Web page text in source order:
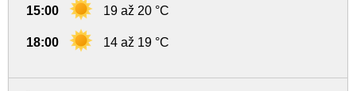
15:00 19 až 20 °C
18:00 14 až 19 °C